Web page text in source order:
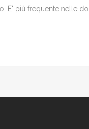
E' più frequente nelle